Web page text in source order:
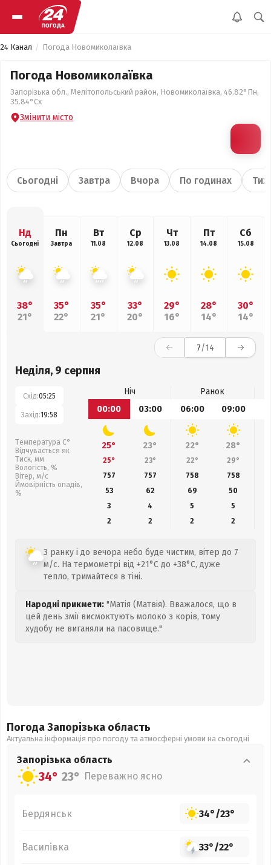
24 Канал Погода Новомиколаївка
Погода Новомиколаївка
Запорізька обл., Мелітопольський район, Новомиколаївка, 46.82°Пн,
35.84°Сх
Змінити місто
Сьогодні Завтра Вчора По годинах
Нд
Сьогодні
38°
21°
Пн
Завтра
35°
22°
Вт
11.08
35°
21°
Ср
12.08
33°
20°
Чт
13.08
29°
16°
Пт
14.08
28°
14°
Сб
15.08
30°
14°
7/14
Неділя, 9 серпня
Схід:05:25
Захід:19:58
Температура С°
Відчувається як
Тиск, мм
Вологість, %
Вітер, м/с
Ймовірність опадів,
%
Ніч
Ранок
00:00
03:00 06:00 09:00
25° 23° 22° 28°
25° 23° 22° 29°
757
757 758 758
53
62 69 50
3
4 5
5
2
2 2 2
З ранку і до вечора небо буде чистим, вітер до 7
м/с. На термометрі від +21°C до +38°C, дуже
тепло, тримайтеся в тіні.
Народні прикмети: "Матія (Матвія). Вважалося, що в
цей день змії висмоктують молоко з корів, тому
худобу не виганяли на пасовище."
Погода Запорізька область
Актуальна інформація про погоду та атмосферні умови на сьогодні
Запорізька область
34° 23° Переважно ясно
Бердянськ 34°/23°
Василівка 33°/22°